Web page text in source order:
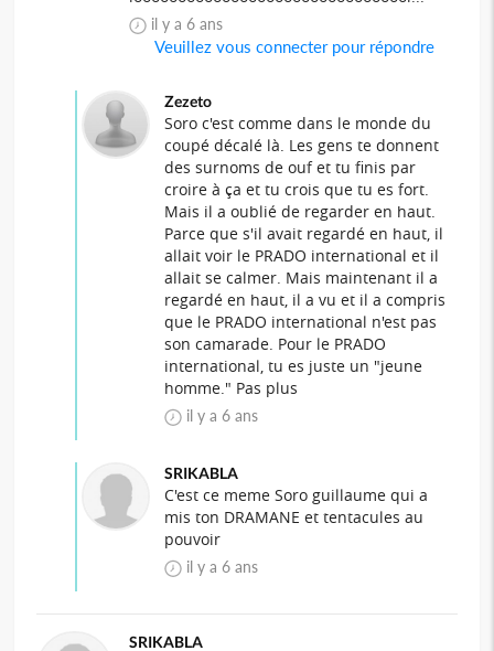
il y a 6 ans
Veuillez vous connecter pour répondre
Zezeto
Soro c'est comme dans le monde du
coupé décalé là. Les gens te donnent
des surnoms de ouf et tu finis par
croire à ça et tu crois que tu es fort.
Mais il a oublié de regarder en haut.
Parce que s'il avait regardé en haut, il
allait voir le PRADO international et il
allait se calmer. Mais maintenant il a
regardé en haut, il a vu et il a compris
que le PRADO international n'est pas
son camarade. Pour le PRADO
international, tu es juste un "jeune
homme." Pas plus
il y a 6 ans
SRIKABLA
C'est ce meme Soro guillaume qui a
mis ton DRAMANE et tentacules au
pouvoir
il y a 6 ans
SRIKABLA